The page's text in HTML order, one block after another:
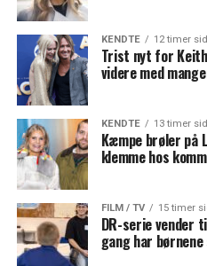
KENDTE 12 timer
Trist nyt for Keith
videre med
KENDTE 13 timer
Kæmpe brøler på
klemme hos
FILM / TV 15 timer
DR-serie vender
gang har